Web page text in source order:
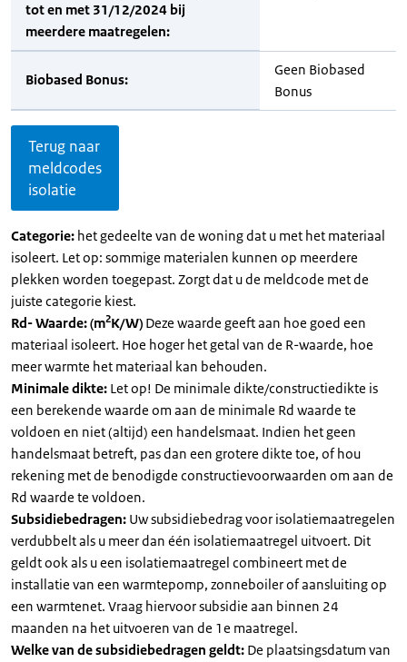
tot en met 31/12/2024 bij
meerdere maatregelen:
Biobased Bonus:
Geen Biobased
Bonus
Terug naar
meldcodes
isolatie
Categorie: het gedeelte van de woning dat u met het materiaal
isoleert. Let op: sommige materialen kunnen op meerdere
plekken worden toegepast. Zorgt dat u de meldcode met de
juiste categorie kiest.
Rd- Waarde: (m2K/W) Deze waarde geeft aan hoe goed een
materiaal isoleert. Hoe hoger het getal van de R-waarde, hoe
meer warmte het materiaal kan behouden.
Minimale dikte: Let op! De minimale dikte/constructiedikte is
een berekende waarde om aan de minimale Rd waarde te
voldoen en niet (altijd) een handelsmaat. Indien het geen
handelsmaat betreft, pas dan een grotere dikte toe, of hou
rekening met de benodigde constructievoorwaarden om aan de
Rd waarde te voldoen.
Subsidiebedragen: Uw subsidiebedrag voor isolatiemaatregelen
verdubbelt als u meer dan één isolatiemaatregel uitvoert. Dit
geldt ook als u een isolatiemaatregel combineert met de
installatie van een warmtepomp, zonneboiler of aansluiting op
een warmtenet. Vraag hiervoor subsidie aan binnen 24
maanden na het uitvoeren van de 1e maatregel.
Welke van de subsidiebedragen geldt: De plaatsingsdatum van